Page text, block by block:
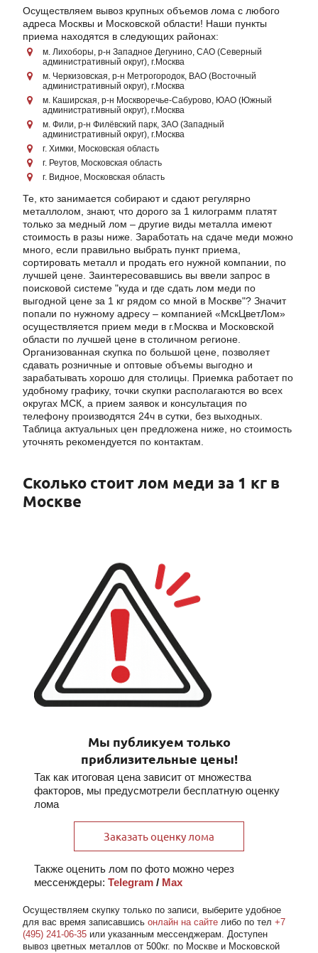
Осуществляем вывоз крупных объемов лома с любого
адреса Москвы и Московской области! Наши пункты
приема находятся в следующих районах:
м. Лихоборы, р-н Западное Дегунино, САО (Северный
административный округ), г.Москва
м. Черкизовская, р-н Метрогородок, ВАО (Восточный
административный округ), г.Москва
м. Каширская, р-н Москворечье-Сабурово, ЮАО (Южный
административный округ), г.Москва
м. Фили, р-н Филёвский парк, ЗАО (Западный
административный округ), г.Москва
г. Химки, Московская область
г. Реутов, Московская область
г. Видное, Московская область
Те, кто занимается собирают и сдают регулярно
металлолом, знают, что дорого за 1 килограмм платят
только за медный лом – другие виды металла имеют
стоимость в разы ниже. Заработать на сдаче меди можно
много, если правильно выбрать пункт приема,
сортировать металл и продать его нужной компании, по
лучшей цене. Заинтересовавшись вы ввели запрос в
поисковой системе "куда и где сдать лом меди по
выгодной цене за 1 кг рядом со мной в Москве"? Значит
попали по нужному адресу – компанией «МскЦветЛом»
осуществляется прием меди в г.Москва и Московской
области по лучшей цене в столичном регионе.
Организованная скупка по большой цене, позволяет
сдавать розничные и оптовые объемы выгодно и
зарабатывать хорошо для столицы. Приемка работает по
удобному графику, точки скупки располагаются во всех
округах МСК, а прием заявок и консультация по
телефону производятся 24ч в сутки, без выходных.
Таблица актуальных цен предложена ниже, но стоимость
уточнять рекомендуется по контактам.
Сколько стоит лом меди за 1 кг в
Москве
Мы публикуем только
приблизительные цены!
Так как итоговая цена зависит от множества
факторов, мы предусмотрели бесплатную оценку
лома
Заказать оценку лома
Также оценить лом по фото можно через
мессенждеры: Telegram / Max
Осуществляем скупку только по записи, выберите удобное
для вас время записавшись онлайн на сайте либо по тел +7
(495) 241-06-35 или указанным мессенджерам. Доступен
вывоз цветных металлов от 500кг. по Москве и Московской